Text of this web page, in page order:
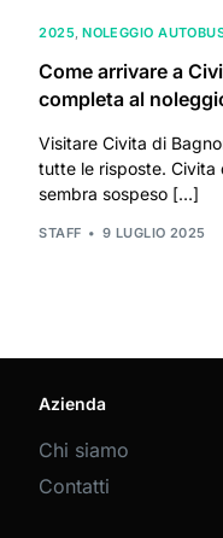
2025,NOLEGGIO
Come arrivare a
completa al
Visitare Civita di
tutte le risposte. Civita
sembra sospeso […]
STAFF 9 LUGLIO 2025
Azienda
Chi siamo
Contatti